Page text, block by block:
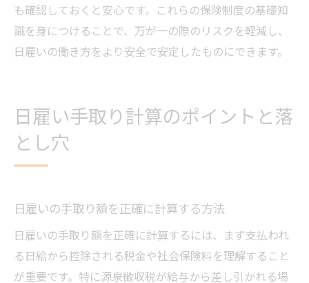
も確認しておくと安心です。これらの保険制度の基礎知
識を身につけることで、万が一の際のリスクを軽減し、
日雇いの働き方をより安全で安定したものにできます。
日雇い手取り計算のポイントと落
とし穴
日雇いの手取り額を正確に計算する方法
日雇いの手取り額を正確に計算するには、まず支払われ
る日給から控除される税金や社会保険料を理解すること
が重要です。特に源泉徴収税が給与から差し引かれる場